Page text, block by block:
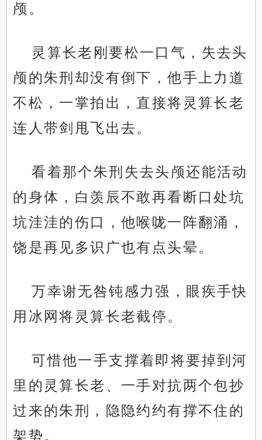
颅。
灵算长老刚要松一口气，失去头
颅的朱刑却没有倒下，他手上力道
不松，一掌拍出，直接将灵算长老
连人带剑甩飞出去。
看着那个朱刑失去头颅还能活动
的身体，白羡辰不敢再看断口处坑
坑洼洼的伤口，他喉咙一阵翻涌，
饶是再见多识广也有点头晕。
万幸谢无咎钝感力强，眼疾手快
用冰网将灵算长老截停。
可惜他一手支撑着即将要掉到河
里的灵算长老、一手对抗两个包抄
过来的朱刑，隐隐约约有撑不住的
架势。